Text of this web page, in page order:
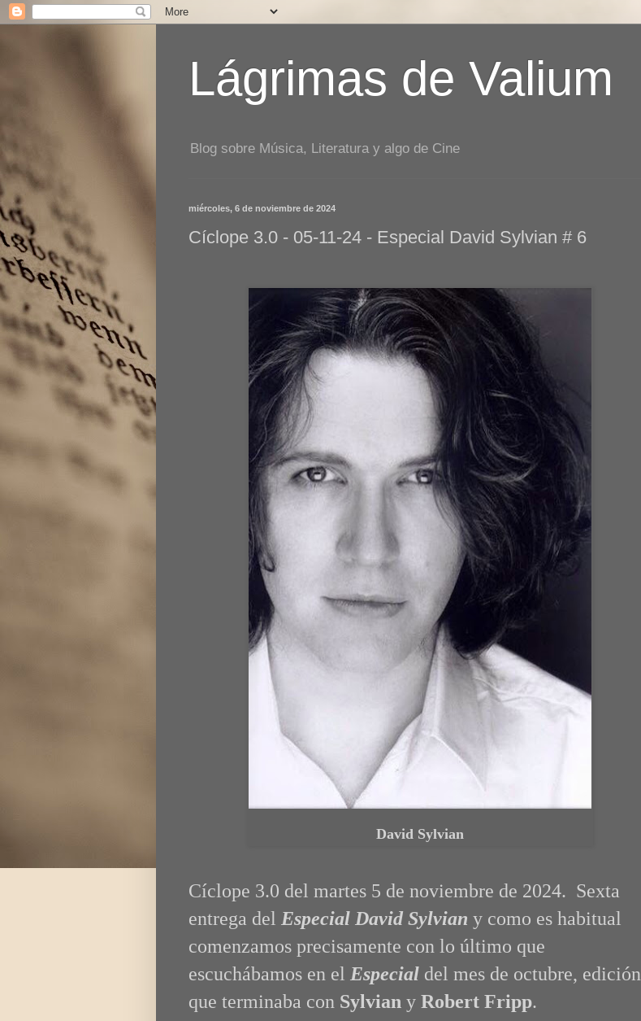
Lágrimas de Valium
Blog sobre Música, Literatura y algo de Cine
miércoles, 6 de noviembre de 2024
Cíclope 3.0 - 05-11-24 - Especial David Sylvian # 6
David Sylvian
Cíclope 3.0 del martes 5 de noviembre de 2024. Sexta
entrega del Especial David Sylvian y como es habitual
comenzamos precisamente con lo último que
escuchábamos en el Especial del mes de octubre, edición
que terminaba con Sylvian y Robert Fripp.